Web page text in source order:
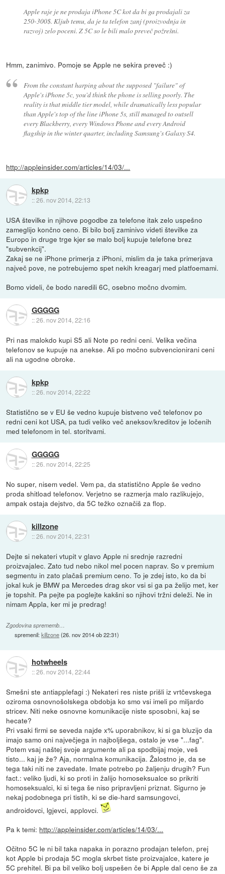
Apple raje je ne prodaja iPhone 5C kot da bi ga prodajali za
250-300$. Kljub temu, da je ta telefon zanj (proizvodnja in
razvoj) zelo poceni. Z 5C so le bili malo preveč požrešni.
Hmm, zanimivo. Pomoje se Apple ne sekira preveč :)
From the constant harping about the supposed "failure" of
Apple's iPhone 5c, you'd think the phone is selling poorly. The
reality is that middle tier model, while dramatically less popular
than Apple's top of the line iPhone 5s, still managed to outsell
every Blackberry, every Windows Phone and every Android
flagship in the winter quarter, including Samsung's Galaxy S4.
http://appleinsider.com/articles/14/03/...
kpkp
::26. nov 2014, 22:13
USA številke in njihove pogodbe za telefone itak zelo uspešno
zameglijo končno ceno. Bi bilo bolj zaminivo videti številke za
Europo in druge trge kjer se malo bolj kupuje telefone brez
"subvenkcij".
Zakaj se ne iPhone primerja z iPhoni, mislim da je taka primerjava
največ pove, ne potrebujemo spet nekih kreagarj med platfoemami.
Bomo videli, če bodo naredili 6C, osebno močno dvomim.
GGGGG
::26. nov 2014, 22:16
Pri nas malokdo kupi S5 ali Note po redni ceni. Velika večina
telefonov se kupuje na anekse. Ali po močno subvencionirani ceni
ali na ugodne obroke.
kpkp
::26. nov 2014, 22:22
Statistično se v EU še vedno kupuje bistveno več telefonov po
redni ceni kot USA, pa tudi veliko več aneksov/kreditov je ločenih
med telefonom in tel. storitvami.
GGGGG
::26. nov 2014, 22:25
No super, nisem vedel. Vem pa, da statistično Apple še vedno
proda shitload telefonov. Verjetno se razmerja malo razlikujejo,
ampak ostaja dejstvo, da 5C težko označiš za flop.
killzone
::26. nov 2014, 22:31
Dejte si nekateri vtupit v glavo Apple ni srednje razredni
proizvajalec. Zato tud nebo nikol mel pocen naprav. So v premium
segmentu in zato plačaš premium ceno. To je zdej isto, ko da bi
jokal kuk je BMW pa Mercedes drag skor vsi si ga pa želijo met, ker
je topshit. Pa pejte pa poglejte kakšni so njihovi tržni deleži. Ne in
nimam Appla, ker mi je predrag!
Zgodovina sprememb…
spremenil:killzone(26. nov 2014 ob 22:31)
hotwheels
::26. nov 2014, 22:44
Smešni ste antiapplefagi :) Nekateri res niste prišli iz vrtčevskega
oziroma osnovnošolskega obdobja ko smo vsi imeli po miljardo
stricev. Niti neke osnovne komunikacije niste sposobni, kaj se
hecate?
Pri vsaki firmi se seveda najde x% uporabnikov, ki si ga bluzijo da
imajo samo oni največjega in najboljšega, ostalo je vse "...fag".
Potem vsaj naštej svoje argumente ali pa spodbijaj moje, veš
tisto... kaj je že? Aja, normalna komunikacija. Žalostno je, da se
tega taki niti ne zavedate. Imate potrebo po žaljenju drugih? Fun
fact.: veliko ljudi, ki so proti in žalijo homoseksualce so prikriti
homoseksualci, ki si tega še niso pripravljeni priznat. Sigurno je
nekaj podobnega pri tistih, ki se die-hard samsungovci,
androidovci, lgjevci, applovci.
Pa k temi: http://appleinsider.com/articles/14/03/...
Očitno 5C le ni bil taka napaka in porazno prodajan telefon, prej
kot Apple bi prodaja 5C mogla skrbet tiste proizvajalce, katere je
5C prehitel. Bi pa bil veliko bolj uspešen če bi Apple dal ceno še za